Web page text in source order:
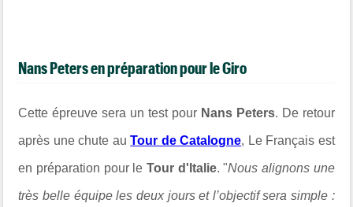
Nans Peters en préparation pour le Giro
Cette épreuve sera un test pour Nans Peters. De retour
après une chute auTour de Catalogne, Le Français est
en préparation pour le Tour d'Italie. "Nous alignons une
très belle équipe les deux jours et l’objectif sera simple :